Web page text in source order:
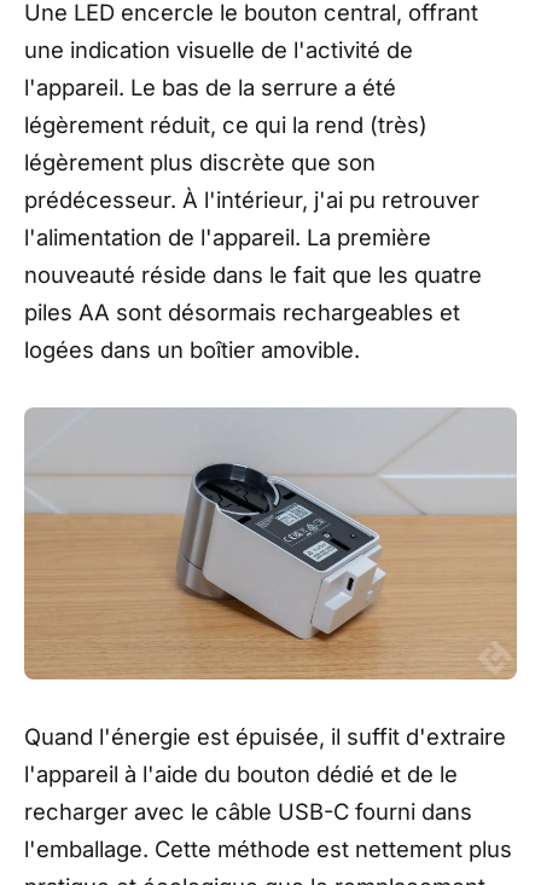
Une LED encercle le bouton central, offrant
une indication visuelle de l'activité de
l'appareil. Le bas de la serrure a été
légèrement réduit, ce qui la rend (très)
légèrement plus discrète que son
prédécesseur. À l'intérieur, j'ai pu retrouver
l'alimentation de l'appareil. La première
nouveauté réside dans le fait que les quatre
piles AA sont désormais rechargeables et
logées dans un boîtier amovible.
Quand l'énergie est épuisée, il suffit d'extraire
l'appareil à l'aide du bouton dédié et de le
recharger avec le câble USB-C fourni dans
l'emballage. Cette méthode est nettement plus